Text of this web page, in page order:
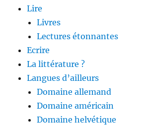
Lire
Livres
Lectures étonnantes
Ecrire
La littérature ?
Langues d’ailleurs
Domaine allemand
Domaine américain
Domaine helvétique